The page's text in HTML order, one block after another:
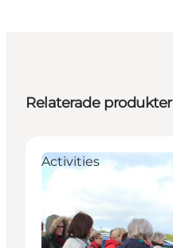
Relaterade produkter
Activities